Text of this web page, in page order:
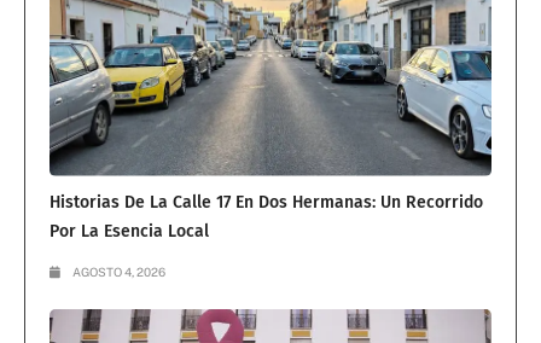
Historias De La Calle 17 En Dos Hermanas: Un Recorrido
Por La Esencia Local
AGOSTO 4, 2026